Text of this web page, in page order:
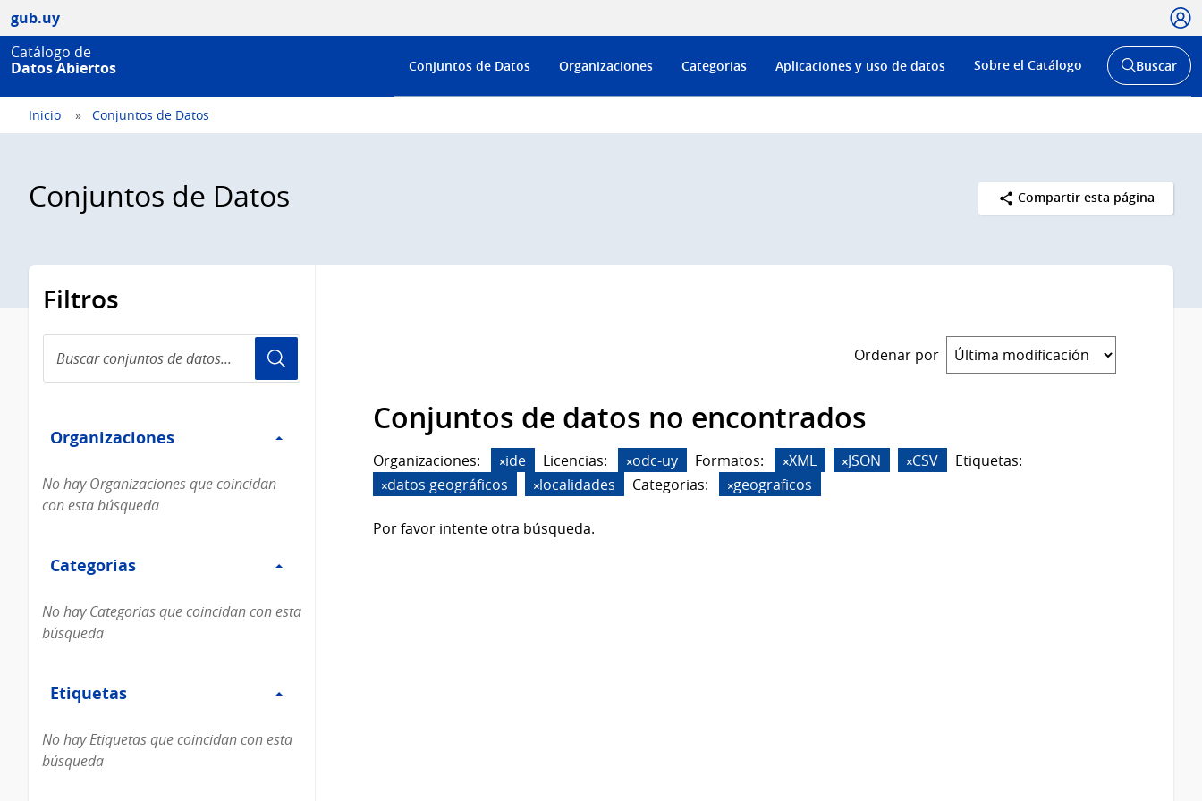
gub.uy
Catálogo de
Datos Abiertos
Menú
de
Conjuntos de Datos Organizaciones Categorias Aplicaciones y uso de datos Sobre el Catálogo
Abrir
buscador
Buscar
Inicio Conjuntos de Datos
Conjuntos de Datos Compartir esta página
Filtros
conjuntos
de
Organizaciones
Organizaciones
No hay Organizaciones que coincidan
con esta búsqueda
Categorias
Categorias
No hay Categorias que coincidan con esta
búsqueda
Etiquetas
Etiquetas
No hay Etiquetas que coincidan con esta
búsqueda
Ordenar por
Conjuntos de datos no encontrados
Organizaciones: ide Licencias: odc-uy Formatos: XML JSON CSV
Etiquetas:
datos geográficos
localidades Categorias: geograficos
Por favor intente otra búsqueda.